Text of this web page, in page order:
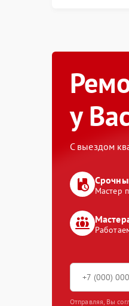
у
С выездом
Мастер
Отправляя, Вы